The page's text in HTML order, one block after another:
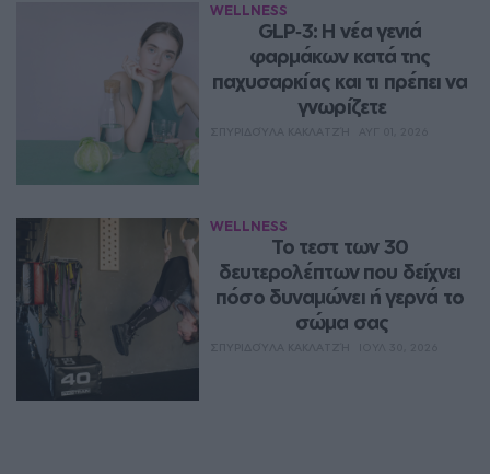
WELLNESS
GLP‑3: Η νέα γενιά
φαρμάκων κατά της
παχυσαρκίας και τι πρέπει να
γνωρίζετε
WELLNESS
Το τεστ των 30
δευτερολέπτων που δείχνει
πόσο δυναμώνει ή γερνά το
σώμα σας